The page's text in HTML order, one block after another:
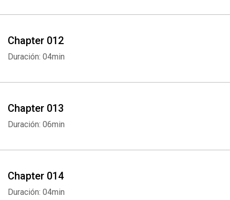
Chapter 012
Duración: 04min
Chapter 013
Duración: 06min
Chapter 014
Duración: 04min
Whatsapp